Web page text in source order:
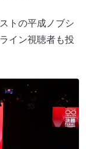
トの平成ノブシ
イン視聴者も投